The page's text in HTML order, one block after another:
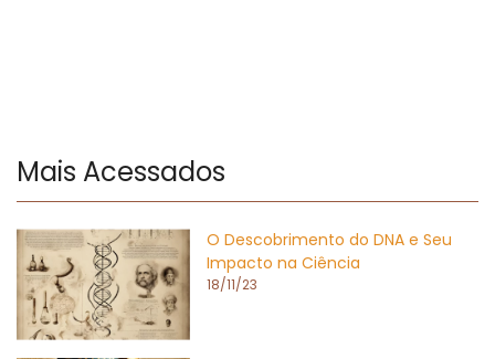
Mais Acessados
O Descobrimento do DNA e Seu
Impacto na Ciência
18/11/23